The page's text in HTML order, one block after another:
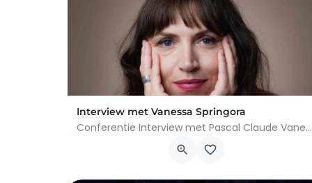
Interview met Vanessa Springora
Conferentie Interview met Pascal Claude Vanessa Springora is een Franse redactrice en schrijfster, vooral…
Cours Paul-Henri Spaak, Woluwe-Saint-Lambert